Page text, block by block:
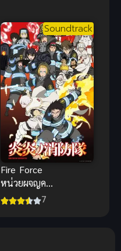
ยอดมาก
Soundtrack
Fire Force
หน่วยผจญคน
ไฟลุก ภาค 1
7